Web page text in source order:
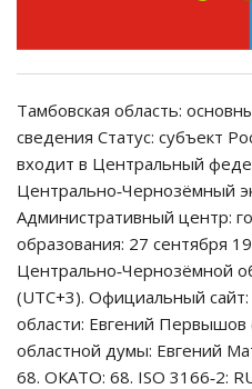
Тамбовская область:
сведения Статус: субъект
входит в Центральный
Центрально‑Чернозёмный
Административный центр:
образования: 27 сентября
Центрально‑Чернозёмной
(UTC+3). Официальный сайт:
области: Евгений
областной думы: Евгений
68. ОКАТО: 68. ISO 3166‑2: